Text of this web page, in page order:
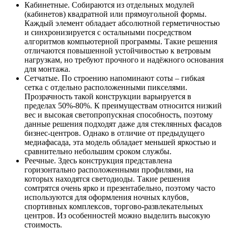
Кабинетные. Собираются из отдельных модулей
(кабинетов) квадратной или прямоугольной формы.
Каждый элемент обладает абсолютной герметичностью
и синхронизируется с остальными посредством
алгоритмов компьютерной программы. Такие решения
отличаются повышенной устойчивостью к ветровым
нагрузкам, но требуют прочного и надёжного основания
для монтажа.
Сетчатые. По строению напоминают соты – гибкая
сетка с отдельно расположенными пикселями.
Прозрачность такой конструкции варьируется в
пределах 50%-80%. К преимуществам относится низкий
вес и высокая светопропускная способность, поэтому
данные решения подходят даже для стеклянных фасадов
бизнес-центров. Однако в отличие от предыдущего
медиафасада, эта модель обладает меньшей яркостью и
сравнительно небольшим сроком службы.
Реечные. Здесь конструкция представлена
горизонтально расположенными профилями, на
которых находятся светодиоды. Такие решения
сомтрятся очень ярко и презентабельно, поэтому часто
используются для оформления ночных клубов,
спортивных комплексов, торгово-развлекательных
центров. Из особенностей можно выделить высокую
стоимость.